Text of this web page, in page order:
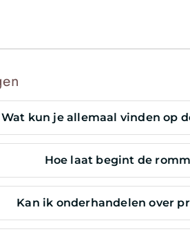
Wat kun je allemaal vinden op
Hoe laat begint de
Kan ik onderhandelen over